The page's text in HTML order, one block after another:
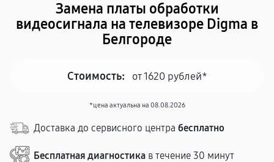
Замена платы обработки
видеосигнала на телевизоре Digma в
Белгороде
Стоимость: от 1620 рублей*
*цена актуальна на 08.08.2026
Доставка до сервисного центра бесплатно
Бесплатная диагностика в течение 30 минут